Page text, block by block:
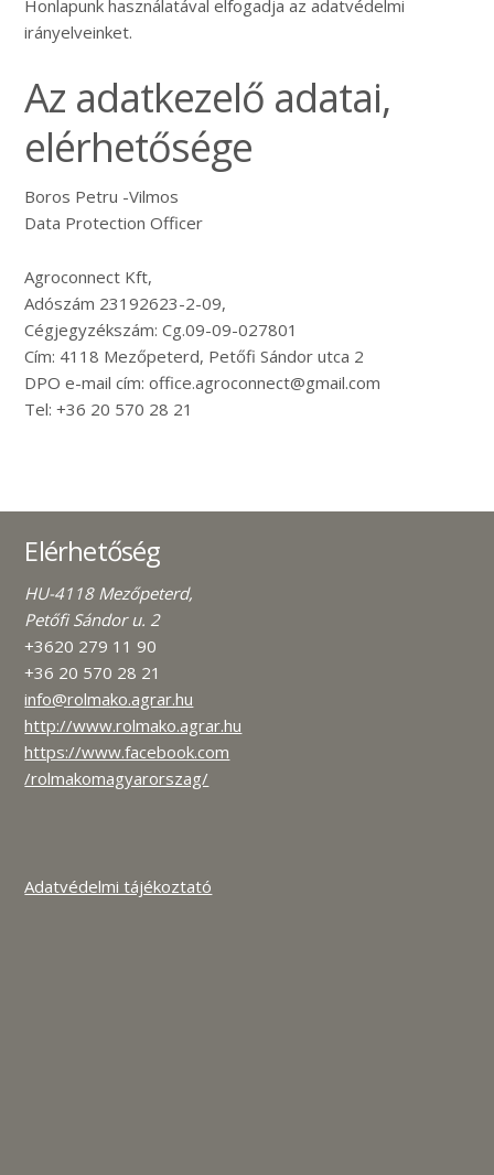
Honlapunk használatával elfogadja az adatvédelmi
irányelveinket.
Az adatkezelő adatai,
elérhetősége
Boros Petru -Vilmos
Data Protection Officer
Agroconnect Kft,
Adószám 23192623-2-09,
Cégjegyzékszám: Cg.09-09-027801
Cím: 4118 Mezőpeterd, Petőfi Sándor utca 2
DPO e-mail cím: office.agroconnect@gmail.com
Tel: +36 20 570 28 21
Elérhetőség
HU-4118 Mezőpeterd,
Petőfi Sándor u. 2
+3620 279 11 90
+36 20 570 28 21
info@rolmako.agrar.hu
http://www.rolmako.agrar.hu
https://www.facebook.com
/rolmakomagyarorszag/
Adatvédelmi tájékoztató